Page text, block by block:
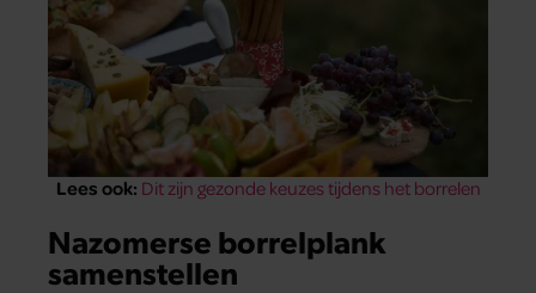
Lees ook: Dit zijn gezonde keuzes tijdens het borrelen
Nazomerse borrelplank
samenstellen